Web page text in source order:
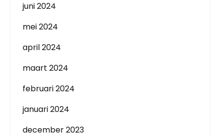
juni 2024
mei 2024
april 2024
maart 2024
februari 2024
januari 2024
december 2023